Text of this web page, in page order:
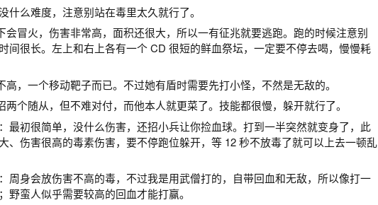
什么难度，注意别站在毒里太久就行了。
会冒火，伤害非常高，面积还很大，所以一有征兆就要逃跑。跑的时候注意别
间很长。左上和右上各有一个 CD 很短的鲜血祭坛，一定要不停去喝，慢慢耗
，一个移动靶子而已。不过她有盾时需要先打小怪，不然是无敌的。
个随从，但不难对付，而他本人就更菜了。技能都很慢，躲开就行了。
最初很简单，没什么伤害，还招小兵让你捡血球。打到一半突然就变身了，此
、伤害很高的毒素伤害，要不停跑位躲开，等 12 秒不放毒了就可以上去一顿乱
周身会放伤害不高的毒，不过我是用武僧打的，自带回血和无敌，所以像打一
野蛮人似乎需要较高的回血才能打赢。